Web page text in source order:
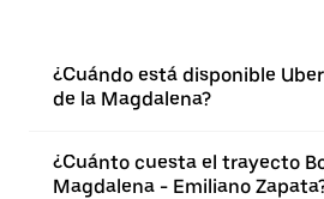
¿Cuándo está disponible
de la Magdalena?
¿Cuánto cuesta el trayecto
Magdalena - Emiliano